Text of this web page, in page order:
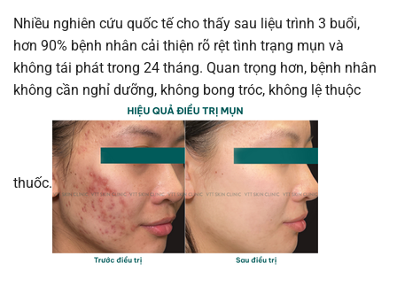
Nhiều nghiên cứu quốc tế cho thấy sau liệu trình 3 buổi,
hơn 90% bệnh nhân cải thiện rõ rệt tình trạng mụn và
không tái phát trong 24 tháng. Quan trọng hơn, bệnh nhân
không cần nghỉ dưỡng, không bong tróc, không lệ thuộc
thuốc.